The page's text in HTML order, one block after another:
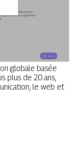
globale basée
plus de 20 ans,
le web et